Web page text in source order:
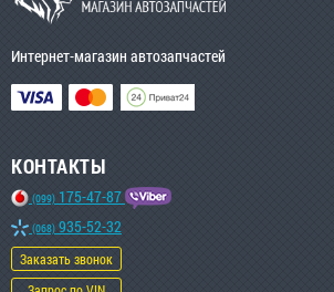
Интернет-магазин автозапчастей
КОНТАКТЫ
(099) 175-47-87
(068) 935-52-32
Заказать звонок